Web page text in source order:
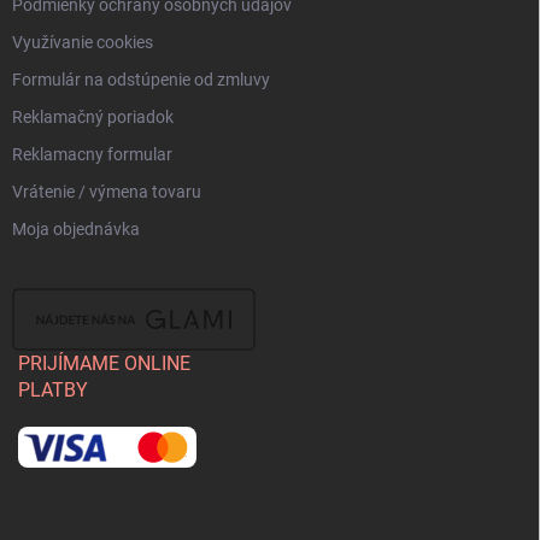
Podmienky ochrany osobných údajov
Využívanie cookies
Formulár na odstúpenie od zmluvy
Reklamačný poriadok
Reklamacny formular
Vrátenie / výmena tovaru
Moja objednávka
PRIJÍMAME ONLINE
PLATBY